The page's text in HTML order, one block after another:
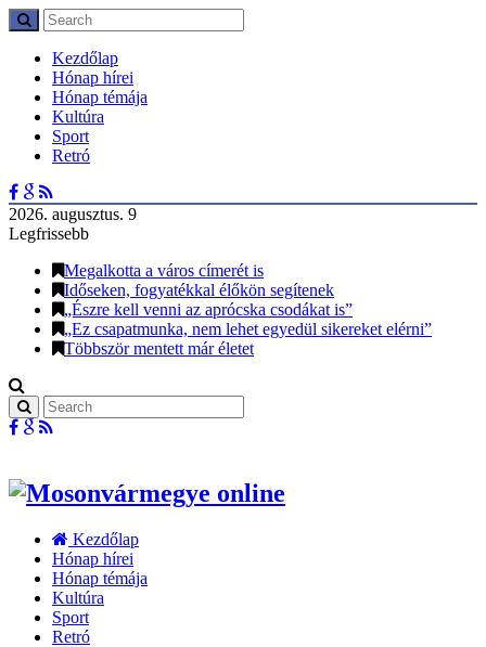
Kezdőlap
Hónap hírei
Hónap témája
Kultúra
Sport
Retró
2026. augusztus. 9
Legfrissebb
Megalkotta a város címerét is
Időseken, fogyatékkal élőkön segítenek
„Észre kell venni az aprócska csodákat is”
„Ez csapatmunka, nem lehet egyedül sikereket elérni”
Többször mentett már életet
Kezdőlap
Hónap hírei
Hónap témája
Kultúra
Sport
Retró